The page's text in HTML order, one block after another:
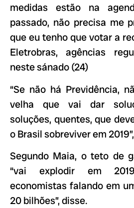
medidas estão na
passado, não precisa me
que eu tenho que votar a
Eletrobras, agências
neste sánado (24)
“Se não há Previdência,
velha que vai dar
soluções, quentes, que
o Brasil sobreviver em
Segundo Maia, o teto de
“vai explodir em
economistas falando em
20 bilhões”, disse.